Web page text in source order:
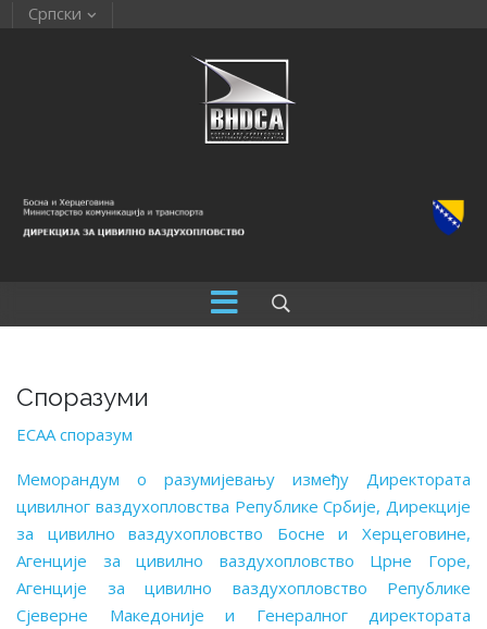
Српски
Споразуми
ECAA споразум
Меморандум о разумијевању између Директората
цивилног ваздухопловства Републике Србије, Дирекције
за цивилно ваздухопловство Босне и Херцеговине,
Агенције за цивилно ваздухопловство Црне Горе,
Агенције за цивилно ваздухопловство Републике
Сјеверне Македоније и Генералног директората